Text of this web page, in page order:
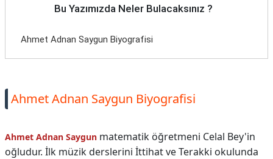
Bu Yazımızda Neler Bulacaksınız ?
Ahmet Adnan Saygun Biyografisi
Ahmet Adnan Saygun Biyografisi
Ahmet Adnan Saygun matematik öğretmeni Celal Bey'in
oğludur. İlk müzik derslerini İttihat ve Terakki okulunda